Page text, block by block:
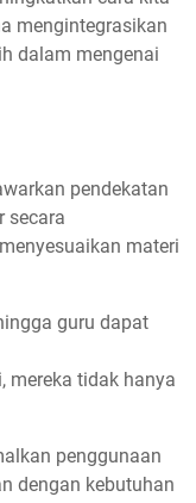
mengintegrasikan
dalam mengenai
pendekatan
secara
materi
guru dapat
mereka tidak hanya
penggunaan
dengan kebutuhan